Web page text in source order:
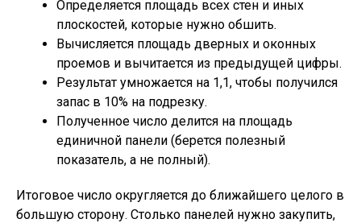
Определяется площадь всех стен и иных
плоскостей, которые нужно обшить.
Вычисляется площадь дверных и оконных
проемов и вычитается из предыдущей цифры.
Результат умножается на 1,1, чтобы получился
запас в 10% на подрезку.
Полученное число делится на площадь
единичной панели (берется полезный
показатель, а не полный).
Итоговое число округляется до ближайшего целого в
большую сторону. Столько панелей нужно закупить,